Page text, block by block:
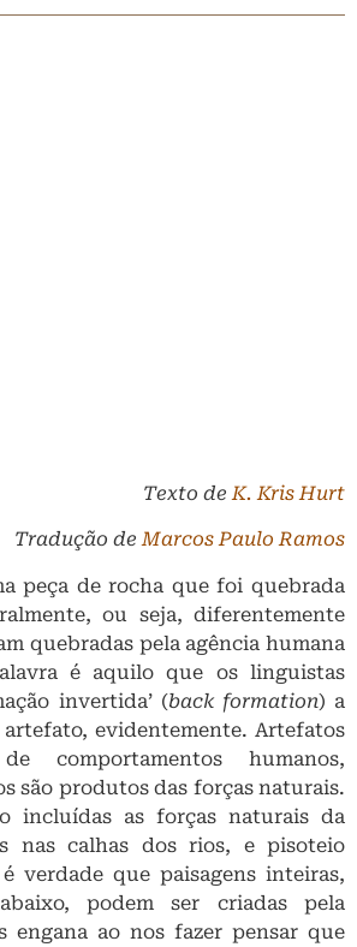
Texto de K. Kris Hurt
Tradução deMarcos Paulo Ramos
peça de rocha que foi quebrada
ou seja, diferentemente
quebradas pela agência humana
é aquilo que os linguistas
invertida’ (back formation) a
evidentemente. Artefatos
comportamentos humanos,
são produtos das forças naturais.
incluídas as forças naturais da
nas calhas dos rios, e pisoteio
verdade que paisagens inteiras,
podem ser criadas pela
engana ao nos fazer pensar que